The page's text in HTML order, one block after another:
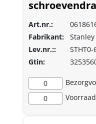
Art.nr.:
Fabrikant:
Stanley
Lev.nr.::
Gtin:
0
0
Voorraad